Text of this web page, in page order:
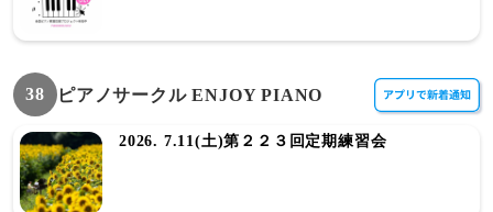
38 ピアノサークル ENJOY PIANO
2026. 7.11(土)第２２３回定期練習会